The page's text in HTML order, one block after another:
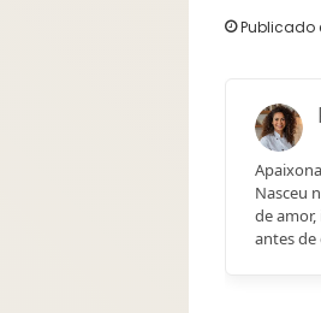
Publicado
Nasceu
de
antes de